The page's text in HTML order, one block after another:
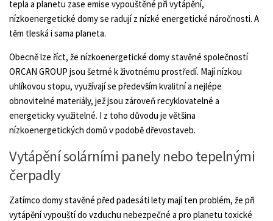
tepla a planetu zase emise vypouštěné při vytápění,
nízkoenergetické domy se radují z nízké energetické náročnosti. A
těm tleská i sama planeta.
Obecně lze říct, že nízkoenergetické domy stavěné společností
ORCAN GROUP jsou šetrné k životnému prostředí. Mají nízkou
uhlíkovou stopu, využívají se především kvalitní a nejlépe
obnovitelné materiály, jež jsou zároveň recyklovatelné a
energeticky využitelné. I z toho důvodu je většina
nízkoenergetických domů v podobě dřevostaveb.
Vytápění solárními panely nebo tepelnými
čerpadly
Zatímco domy stavěné před padesáti lety mají ten problém, že při
vytápění vypouští do vzduchu nebezpečné a pro planetu toxické